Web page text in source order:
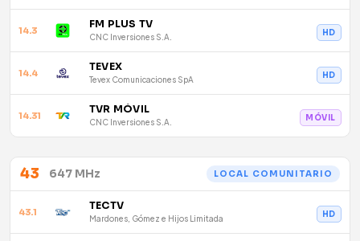
14.3 FM PLUS TV
CNC Inversiones S.A. HD
14.4 TEVEX
Tevex Comunicaciones SpA HD
14.31 TVR MÓVIL
CNC Inversiones S.A. MÓVIL
43 647 MHz LOCAL COMUNITARIO
43.1 TECTV
Mardones, Gómez e Hijos Limitada HD